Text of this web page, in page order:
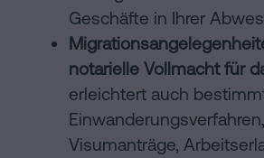
Geschäfte in Ihrer
notarielle Vollmacht für
erleichtert auch
Visumanträge,